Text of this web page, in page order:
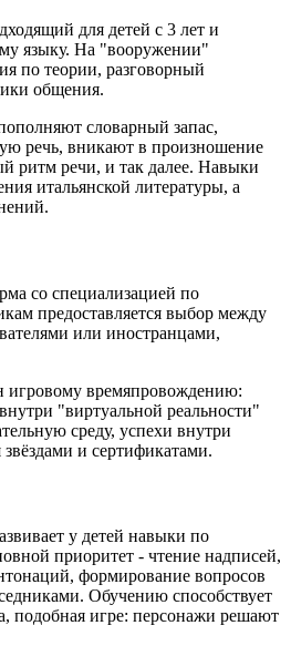
для детей с 3 лет и
языку. На "вооружении"
по теории, разговорный
общения.
словарный запас,
речь, вникают в произношение
ритм речи, и так далее. Навыки
итальянской литературы, а
со специализацией по
предоставляется выбор между
или иностранцами,
игровому времяпровождению:
"виртуальной реальности"
среду, успехи внутри
и сертификатами.
у детей навыки по
приоритет - чтение надписей,
формирование вопросов
Обучению способствует
подобная игре: персонажи решают